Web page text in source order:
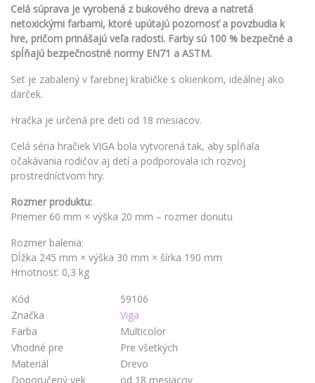
Celá súprava je vyrobená z bukového dreva a natretá
netoxickými farbami, ktoré upútajú pozornosť a povzbudia k
hre, pričom prinášajú veľa radosti. Farby sú 100 % bezpečné a
spĺňajú bezpečnostné normy EN71 a ASTM.
Set je zabalený v farebnej krabičke s okienkom, ideálnej ako
darček.
Hračka je určená pre deti od 18 mesiacov.
Celá séria hračiek VIGA bola vytvorená tak, aby spĺňala
očakávania rodičov aj detí a podporovala ich rozvoj
prostredníctvom hry.
Rozmer produktu:
Priemer 60 mm × výška 20 mm – rozmer donutu
Rozmer balenia:
Dĺžka 245 mm × výška 30 mm × šírka 190 mm
Hmotnosť: 0,3 kg
Kód
59106
Značka
Viga
Farba
Multicolor
Vhodné pre
Pre všetkých
Materiál
Drevo
Doporučený vek
od 18 mesiacov